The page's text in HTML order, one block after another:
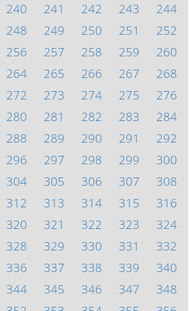
240 241 242 243
244
248 249 250 251
252
256 257 258 259
260
264 265 266 267
268
272 273 274 275
276
280 281 282 283
284
288 289 290 291
292
296 297 298 299
300
304 305 306 307
308
312 313 314 315
316
320 321 322 323
324
328 329 330 331
332
336 337 338 339
340
344 345 346 347
348